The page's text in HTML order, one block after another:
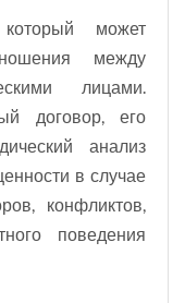
может
между
лицами.
договор, его
анализ
в случае
конфликтов,
поведения